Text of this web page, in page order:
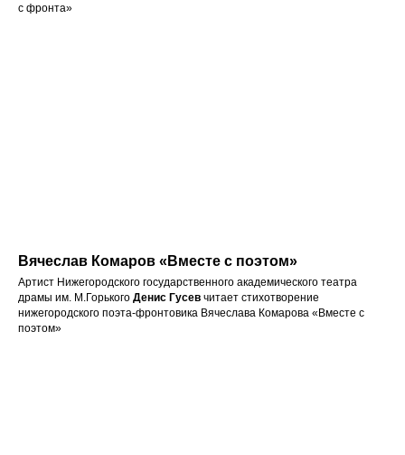
с фронта»
Вячеслав Комаров «Вместе с поэтом»
Артист Нижегородского государственного академического театра
драмы им. М.Горького Денис Гусев читает стихотворение
нижегородского поэта-фронтовика Вячеслава Комарова «Вместе с
поэтом»